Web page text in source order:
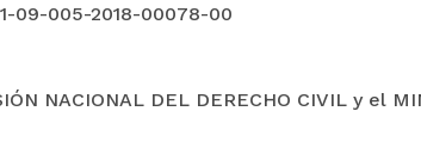
09-005-2018-00078-00
NACIONAL DEL DERECHO CIVIL y el